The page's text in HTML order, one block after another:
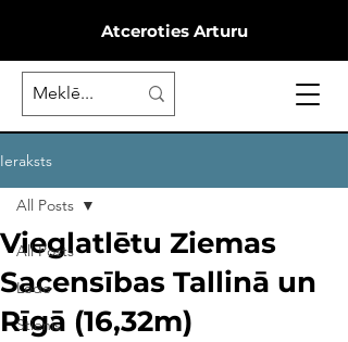
Atceroties Arturu
Ieraksts
All Posts
Lode
Stienis
All Posts
Vieglatlētu Ziemas
Sacensības Tallinā un
Rīgā (16,32m)